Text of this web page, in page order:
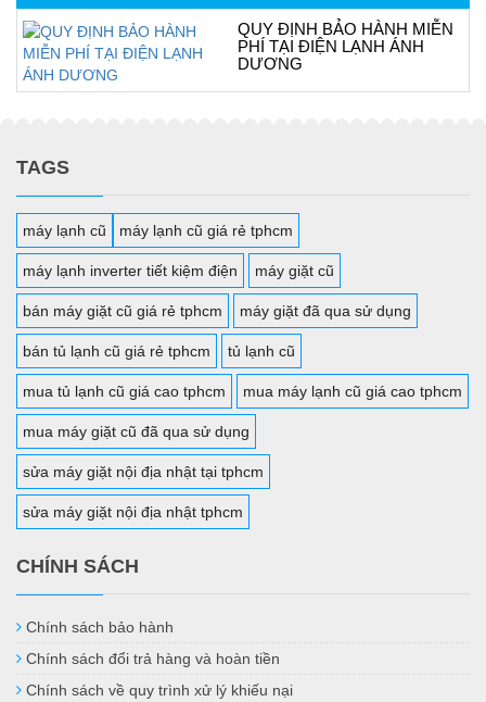
QUY ĐỊNH BẢO HÀNH MIỄN
PHÍ TẠI ĐIỆN LẠNH ÁNH
DƯƠNG
TAGS
máy lạnh cũ máy lạnh cũ giá rẻ tphcm
máy lạnh inverter tiết kiệm điện máy giặt cũ
bán máy giặt cũ giá rẻ tphcm máy giặt đã qua sử dụng
bán tủ lạnh cũ giá rẻ tphcm tủ lạnh cũ
mua tủ lạnh cũ giá cao tphcm mua máy lạnh cũ giá cao tphcm
mua máy giặt cũ đã qua sử dụng
sửa máy giặt nội địa nhật tại tphcm
sửa máy giặt nội địa nhật tphcm
CHÍNH SÁCH
Chính sách bảo hành
Chính sách đổi trả hàng và hoàn tiền
Chính sách về quy trình xử lý khiếu nại